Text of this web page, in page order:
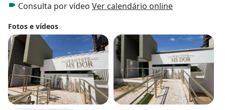
Consulta por vídeo Ver calendário online
Fotos e vídeos